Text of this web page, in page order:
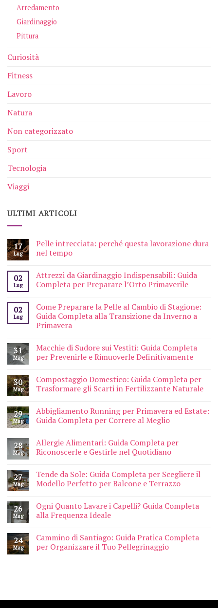
Arredamento
Giardinaggio
Pittura
Curiosità
Fitness
Lavoro
Natura
Non categorizzato
Sport
Tecnologia
Viaggi
ULTIMI ARTICOLI
17
Lug
Pelle intrecciata: perché questa lavorazione dura
nel tempo
02
Lug
Attrezzi da Giardinaggio Indispensabili: Guida
Completa per Preparare l’Orto Primaverile
02
Lug
Come Preparare la Pelle al Cambio di Stagione:
Guida Completa alla Transizione da Inverno a
Primavera
31
Mag
Macchie di Sudore sui Vestiti: Guida Completa
per Prevenirle e Rimuoverle Definitivamente
30
Mag
Compostaggio Domestico: Guida Completa per
Trasformare gli Scarti in Fertilizzante Naturale
29
Mag
Abbigliamento Running per Primavera ed Estate:
Guida Completa per Correre al Meglio
28
Mag
Allergie Alimentari: Guida Completa per
Riconoscerle e Gestirle nel Quotidiano
27
Mag
Tende da Sole: Guida Completa per Scegliere il
Modello Perfetto per Balcone e Terrazzo
26
Mag
Ogni Quanto Lavare i Capelli? Guida Completa
alla Frequenza Ideale
24
Mag
Cammino di Santiago: Guida Pratica Completa
per Organizzare il Tuo Pellegrinaggio